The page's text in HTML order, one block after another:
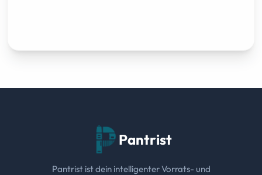
Pantrist
Pantrist ist dein intelligenter Vorrats- und